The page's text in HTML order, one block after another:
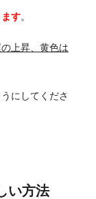
す。
上昇、黄色は
にしてくださ
い方法